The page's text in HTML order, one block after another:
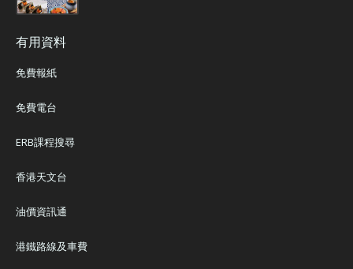
有用資料
免費報紙
免費電台
ERB課程搜尋
香港天文台
油價資訊通
港鐵路線及車費